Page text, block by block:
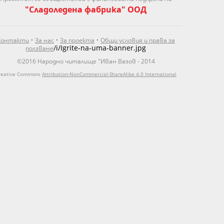
"Сладоледена фабрика" ООД
· За нас · За проекта · Общи условия и права за
ползване/i/Igrite-na-uma-banner.jpg
©2016 Народно читалище "Иван Вазов - 2014
Commons Attribution-NonCommercial-ShareAlike 4.0 International